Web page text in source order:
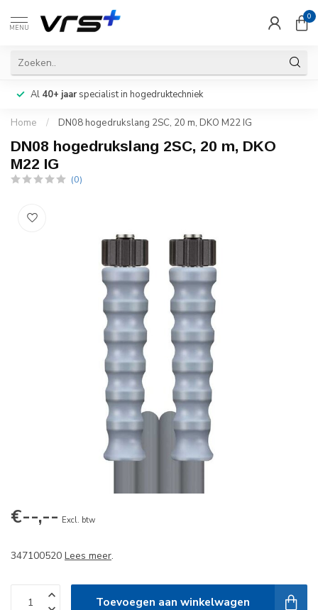
MENU
0
Al 40+ jaarspecialist in hogedruktechniek
Home / DN08 hogedrukslang 2SC, 20 m, DKO M22 IG
DN08 hogedrukslang 2SC, 20 m, DKO
M22 IG
(0)
€--,-- Excl. btw
347100520 Lees meer.
Toevoegen aan winkelwagen